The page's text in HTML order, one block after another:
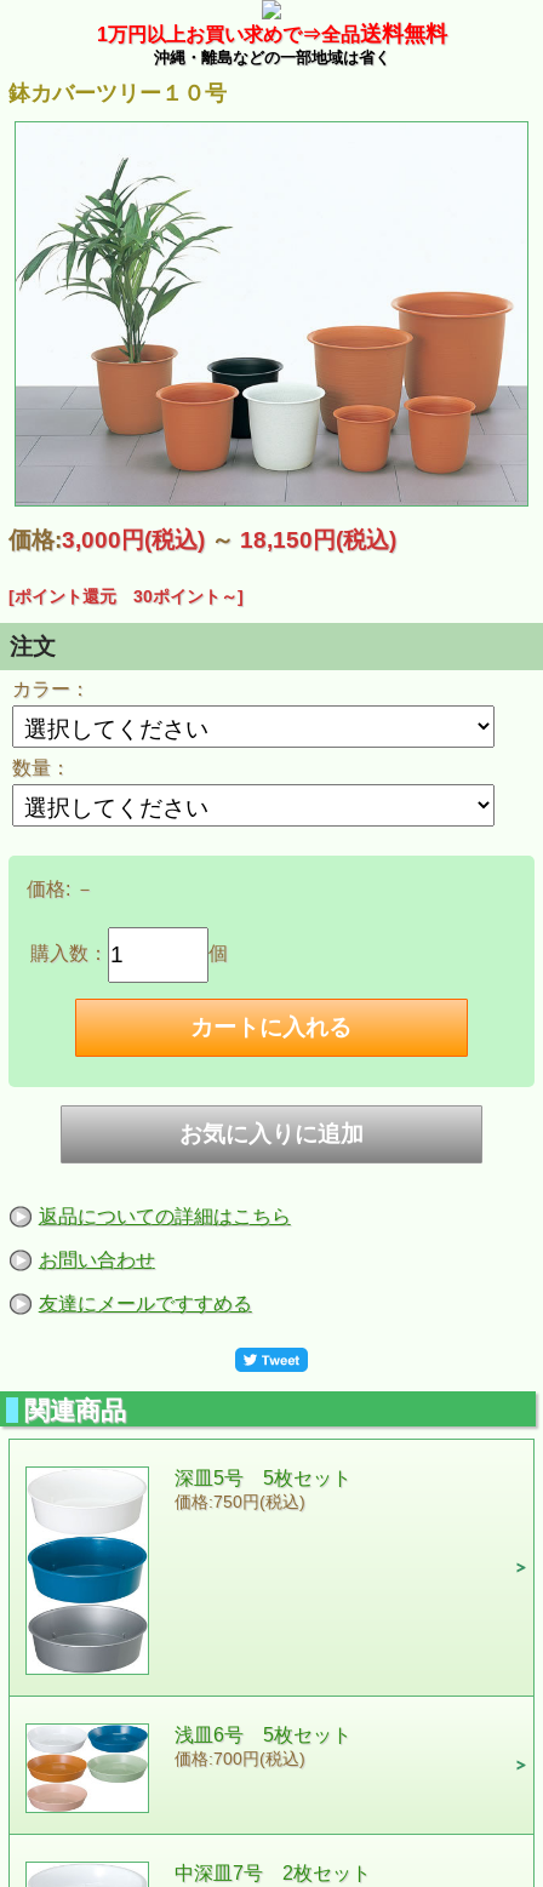
1万円以上お買い求めで⇒全品送料無料
沖縄・離島などの一部地域は省く
鉢カバーツリー１０号
価格:3,000円(税込) ～ 18,150円(税込)
[ポイント還元 30ポイント～]
注文
カラー：
数量：
価格:－
購入数： 個
返品についての詳細はこちら
お問い合わせ
友達にメールですすめる
関連商品
深皿5号 5枚セット
価格:750円(税込)
浅皿6号 5枚セット
価格:700円(税込)
中深皿7号 2枚セット